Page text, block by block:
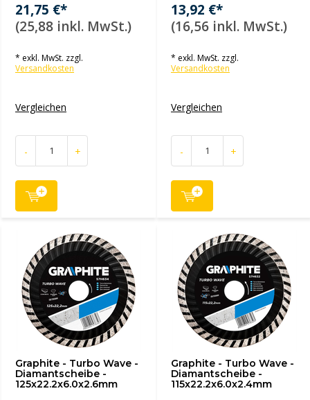
21,75 €*
(25,88 inkl. MwSt.)
* exkl. MwSt. zzgl.
Versandkosten
Vergleichen
- +
13,92 €*
(16,56 inkl. MwSt.)
* exkl. MwSt. zzgl.
Versandkosten
Vergleichen
- +
Graphite - Turbo Wave -
Diamantscheibe -
125x22.2x6.0x2.6mm
Graphite - Turbo Wave -
Diamantscheibe -
115x22.2x6.0x2.4mm